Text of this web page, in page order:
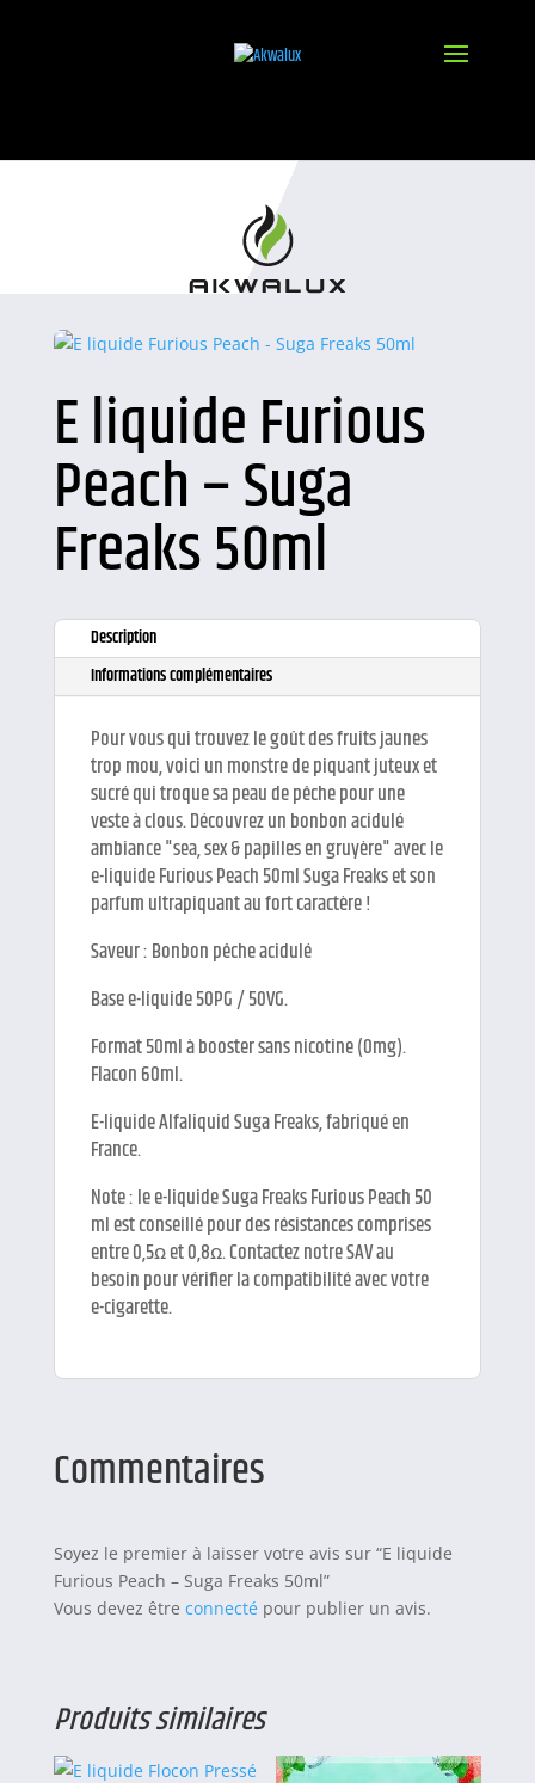
E liquide Furious
Peach – Suga
Freaks 50ml
Description
Informations complémentaires
Pour vous qui trouvez le goût des fruits jaunes
trop mou, voici un monstre de piquant juteux et
sucré qui troque sa peau de pêche pour une
veste à clous. Découvrez un bonbon acidulé
ambiance "sea, sex & papilles en gruyère" avec le
e-liquide Furious Peach 50ml Suga Freaks et son
parfum ultrapiquant au fort caractère !
Saveur : Bonbon pêche acidulé
Base e-liquide 50PG / 50VG.
Format 50ml à booster sans nicotine (0mg).
Flacon 60ml.
E-liquide Alfaliquid Suga Freaks, fabriqué en
France.
Note : le e-liquide Suga Freaks Furious Peach 50
ml est conseillé pour des résistances comprises
entre 0,5ꭥ et 0,8ꭥ. Contactez notre SAV au
besoin pour vérifier la compatibilité avec votre
e-cigarette.
Commentaires
Soyez le premier à laisser votre avis sur “E liquide
Furious Peach – Suga Freaks 50ml”
Vous devez être connecté pour publier un avis.
Produits similaires